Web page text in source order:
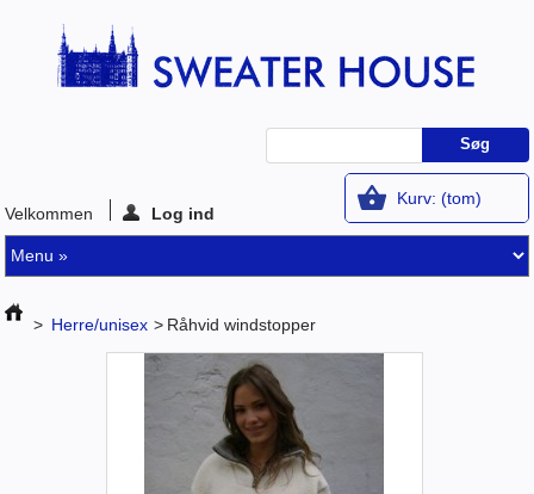
Kurv: (tom)
Velkommen
Log ind
> Herre/unisex > Råhvid windstopper